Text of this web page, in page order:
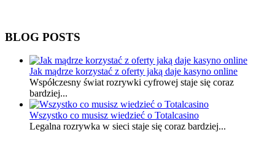
BLOG POSTS
Jak mądrze korzystać z oferty jaką daje kasyno online
Współczesny świat rozrywki cyfrowej staje się coraz
bardziej...
Wszystko co musisz wiedzieć o Totalcasino
Legalna rozrywka w sieci staje się coraz bardziej...